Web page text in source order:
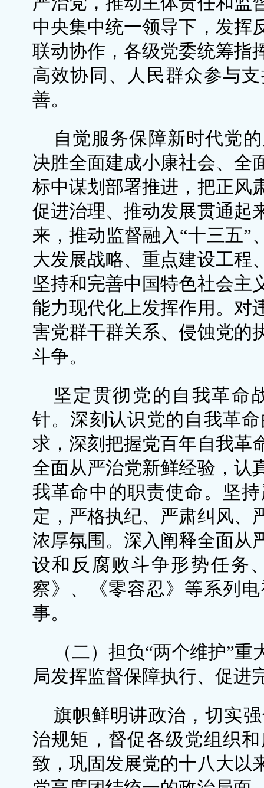
中央集中统一领导下，发挥
联动协作，各级党委统筹指
高效协同、人民群众参与
善。
自觉服务保障新时代党
决胜全面建成小康社会、全
标中谋划部署推进，把正风
促进治理、推动发展贯通起
来，推动监督融入“十三五”
大发展战略、重点建设工程
坚持和完善中国特色社会主
能力现代化上发挥作用。对
害党群干群关系、侵蚀党的
斗争。
坚定贯彻党的自我革命
针。深刻认识党的自我革
求，深刻把握党百年自我革
全面从严治党新鲜经验，认
我革命中的职责使命。坚
定，严格执纪、严肃纠风、
浓厚氛围。深入阐释全面从
设和反腐败斗争形势任务
察》、《零容忍》等系列
事。
（二）担负“两个维护”
局发挥监督保障执行、促进
旗帜鲜明讲政治，切实
治规矩，督促各级党组织
致，巩固发展党的十八大以